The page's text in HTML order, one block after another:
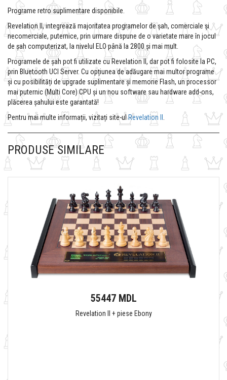
Programe retro suplimentare disponibile.
Revelation II, integrează majoritatea programelor de șah, comerciale și
necomerciale, puternice, prin urmare dispune de o varietate mare în jocul
de șah computerizat, la nivelul ELO până la 2800 și mai mult.
Programele de șah pot fi utilizate cu Revelation II, dar pot fi folosite la PC,
prin Bluetooth UCI Server. Cu opțiunea de adăugare mai multor programe
și cu posibilități de upgrade suplimentare și memorie Flash, un processor
mai puternic (Multi Core) CPU și un nou software sau hardware add-ons,
plăcerea șahului este garantată!
Pentru mai multe informații, vizitați site-ulRevelation II .
PRODUSE SIMILARE
55447 MDL
Revelation II + piese Ebony